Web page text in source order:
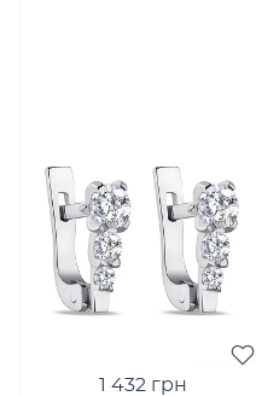
1 432 грн